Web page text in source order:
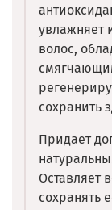
увлажняет
волос,
сохранить
Придает
Оставляет
сохранять